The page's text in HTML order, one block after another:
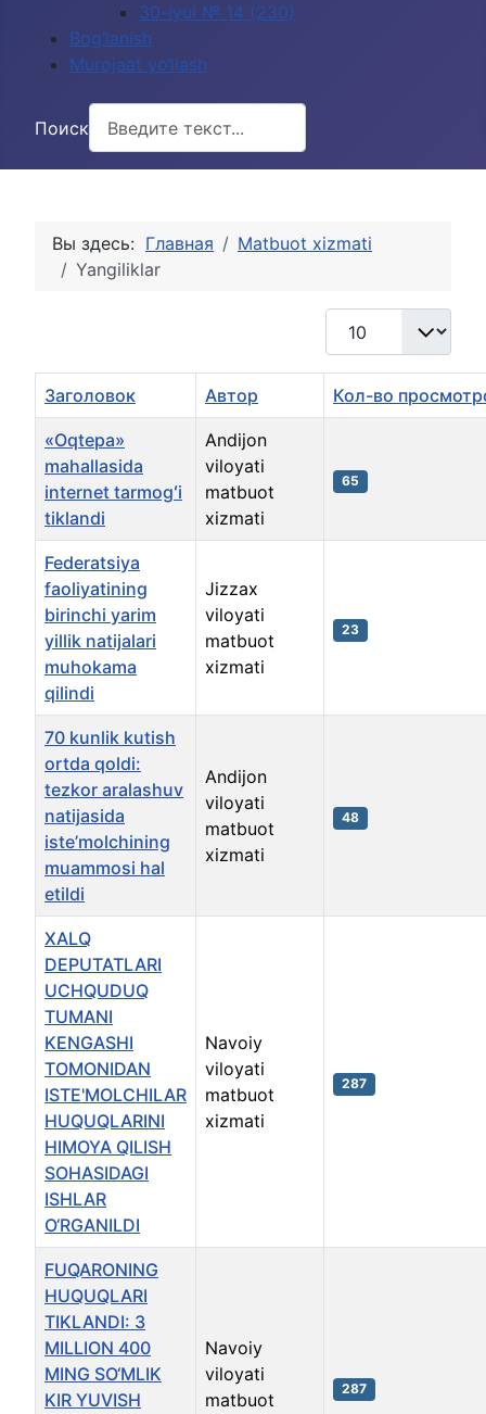
30-iyul № 14 (230)
Bog‘lanish
Murojaat yo‘llash
Поиск
Вы здесь: Главная
Matbuot xizmati
Yangiliklar
Кол-во строк:
Заголовок Автор Кол-во
«Oqtepa»
mahallasida
internet tarmogʻi
tiklandi
Andijon
viloyati
matbuot
xizmati
65
Federatsiya
faoliyatining
birinchi yarim
yillik natijalari
muhokama
qilindi
Jizzax
viloyati
matbuot
xizmati
23
70 kunlik kutish
ortda qoldi:
tezkor aralashuv
natijasida
iste’molchining
muammosi hal
etildi
Andijon
viloyati
matbuot
xizmati
48
XALQ
DEPUTATLARI
UCHQUDUQ
TUMANI
KENGASHI
TOMONIDAN
ISTE'MOLCHILAR
HUQUQLARINI
HIMOYA QILISH
SOHASIDAGI
ISHLAR
O‘RGANILDI
Navoiy
viloyati
matbuot
xizmati
287
FUQARONING
HUQUQLARI
TIKLANDI: 3
MILLION 400
MING SO‘MLIK
KIR YUVISH
Navoiy
viloyati
matbuot
287